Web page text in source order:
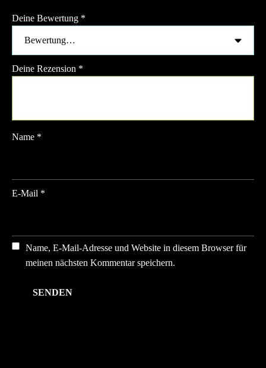
Deine Bewertung *
Deine Rezension *
Name *
E-Mail *
Name, E-Mail-Adresse und Website in diesem Browser für
meinen nächsten Kommentar speichern.